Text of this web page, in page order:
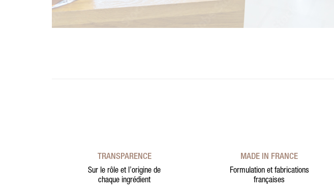
TRANSPARENCE
Sur le rôle et l’origine de
chaque ingrédient
MADE IN FRANCE
Formulation et fabrications
françaises